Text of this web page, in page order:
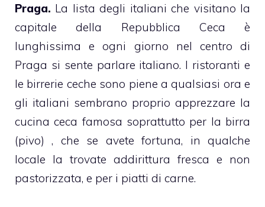
Praga. La lista degli italiani che visitano la
capitale della Repubblica Ceca è
lunghissima e ogni giorno nel centro di
Praga si sente parlare italiano. I ristoranti e
le birrerie ceche sono piene a qualsiasi ora e
gli italiani sembrano proprio apprezzare la
cucina ceca famosa soprattutto per la birra
(pivo) , che se avete fortuna, in qualche
locale la trovate addirittura fresca e non
pastorizzata, e per i piatti di carne.